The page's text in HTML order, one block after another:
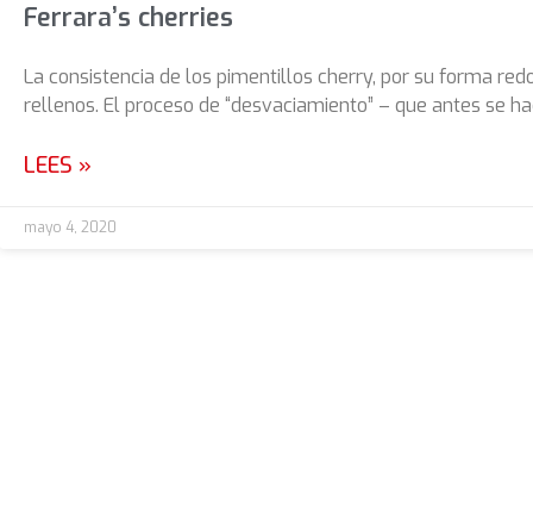
Ferrara’s cherries
La consistencia de los pimentillos cherry, por su forma
rellenos. El proceso de “desvaciamiento” – que antes se
LEES »
mayo 4, 2020